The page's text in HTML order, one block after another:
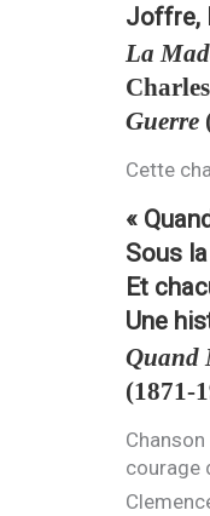
Joffre,
La
Guerre
Cette
«
Sous
Et
Une
Quand
(1871-
courage